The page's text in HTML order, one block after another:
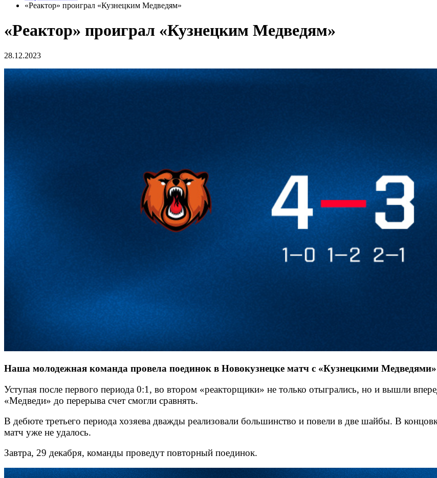
«Реактор» проиграл «Кузнецким Медведям»
«Реактор» проиграл «Кузнецким Медведям»
28.12.2023
Наша молодежная команда провела поединок в Новокузнецке матч с «Кузнецкими Медведями»
Уступая после первого периода 0:1, во втором «реакторщики» не только отыгрались, но и вышли
«Медведи» до перерыва счет смогли сравнять.
В дебюте третьего периода хозяева дважды реализовали большинство и повели в две шайбы. В
матч уже не удалось.
Завтра, 29 декабря, команды проведут повторный поединок.